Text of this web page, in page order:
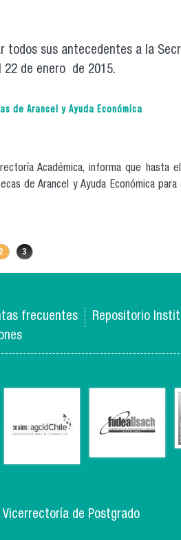
todos sus antecedentes a la
22 de enero de 2015.
de Arancel y Ayuda Económica
Académica, informa que hasta
de Arancel y Ayuda Económica para
3
frecuentes
Repositorio
Vicerrectoría de Postgrado